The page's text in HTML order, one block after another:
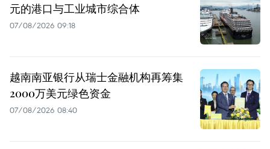
元的港口与工业城市综合体
07/08/2026 09:18
越南南亚银行从瑞士金融机构再筹集
2000万美元绿色资金
07/08/2026 08:40